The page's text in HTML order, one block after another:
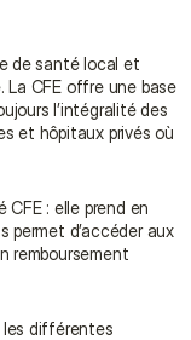
de santé local et
La CFE offre une base
l’intégralité des
et hôpitaux privés où
CFE : elle prend en
permet d’accéder aux
remboursement
les différentes